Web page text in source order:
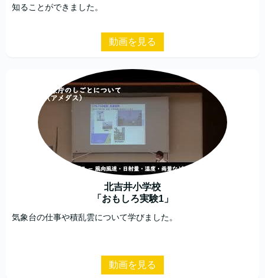
知ることができました。
動画を見る
北吉井小学校
「おもしろ実験1」
気象台の仕事や積乱雲について学びました。
動画を見る